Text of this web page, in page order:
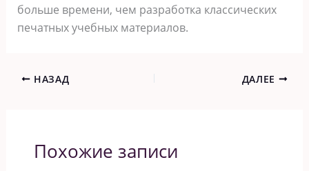
больше времени, чем разработка классических
печатных учебных материалов.
НАЗАД ДАЛЕЕ
Похожие записи